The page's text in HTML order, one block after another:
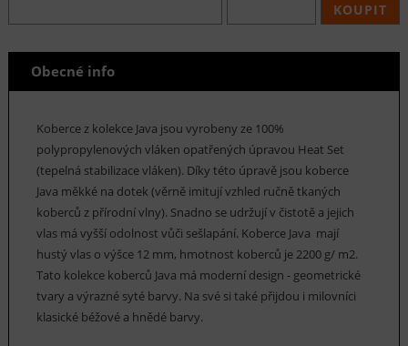
KOUPIT
Obecné info
Koberce z kolekce Java jsou vyrobeny ze 100%
polypropylenových vláken opatřených úpravou Heat Set
(tepelná stabilizace vláken). Díky této úpravě jsou koberce
Java měkké na dotek (věrně imitují vzhled ručně tkaných
koberců z přírodní vlny). Snadno se udržují v čistotě a jejich
vlas má vyšší odolnost vůči sešlapání. Koberce Java mají
hustý vlas o výšce 12 mm, hmotnost koberců je 2200 g/ m2.
Tato kolekce koberců Java má moderní design - geometrické
tvary a výrazné syté barvy. Na své si také přijdou i milovníci
klasické béžové a hnědé barvy.